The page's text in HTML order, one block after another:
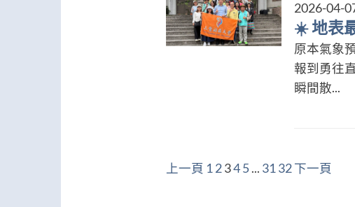
2026-04-
☀️ 地表
原本氣象
報到勇往
瞬間散...
上一頁 1 2345... 31 32下一頁